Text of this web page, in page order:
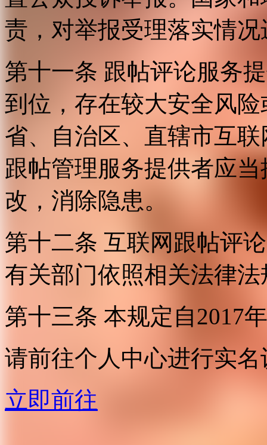
责，对举报受理落实情
第十一条 跟帖评论服务
到位，存在较大安全风
省、自治区、直辖市互
跟帖管理服务提供者应
改，消除隐患。
第十二条 互联网跟帖评
有关部门依照相关法律
第十三条 本规定自2017
请前往个人中心进行实名
立即前往